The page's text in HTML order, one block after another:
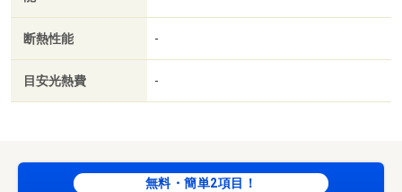
断熱性能 -
目安光熱費 -
無料・簡単2項目！